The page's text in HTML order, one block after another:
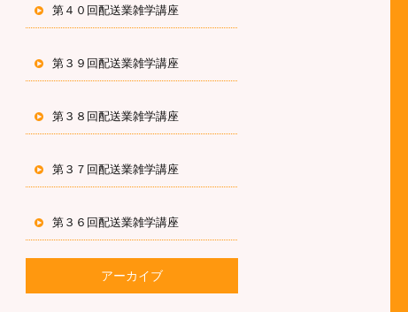
第４０回配送業雑学講座
第３９回配送業雑学講座
第３８回配送業雑学講座
第３７回配送業雑学講座
第３６回配送業雑学講座
アーカイブ